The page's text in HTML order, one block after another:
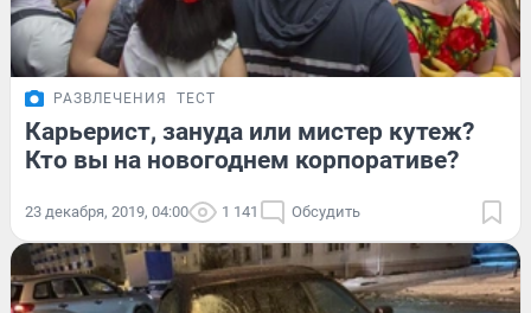
РАЗВЛЕЧЕНИЯ ТЕСТ
Карьерист, зануда или мистер кутеж?
Кто вы на новогоднем корпоративе?
23 декабря, 2019, 04:00 1 141 Обсудить